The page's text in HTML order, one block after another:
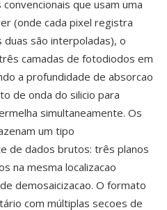
que usam uma
(onde cada pixel registra
são interpoladas), o
camadas de fotodiodos em
a profundidade de absorcao
de onda do silicio para
simultaneamente. Os
um tipo
de dados brutos: três planos
na mesma localizacao
demosaicizacao. O formato
com múltiplas secoes de